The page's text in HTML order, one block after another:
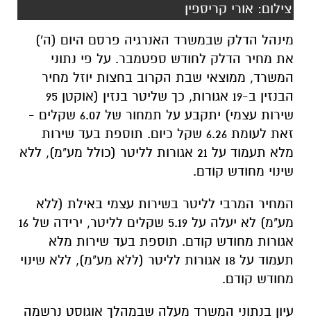
צילום: אורי קריספין
מינהל הדלק שבמשרד האנרגיה פרסם היום (ה')
את מחיר הדלק לחודש ספטמבר. על פי נתוני
המשרד, ממוצאי שבת הקרוב בחצות יוזל מחיר
הבנזין ב-19 אגורות, כך שליטר בנזין (אוקטן 95
שירות עצמי) יתקבע על תמחור של 6.07 שקלים -
זאת לעומת 6.26 שקל כיום. תוספת בעד שירות
מלא תעמוד על 21 אגורות לליטר (כולל מע"מ), ללא
שינוי מחודש קודם.
המחיר המרבי לליטר בשירות עצמי באילת (ללא
מע"מ) לא יעלה על 5.19 שקלים לליטר, ירידה של 16
אגורות מחודש קודם. תוספת בעד שירות מלא
תעמוד על 18 אגורות לליטר (ללא מע"מ), ללא שינוי
מחודש קודם.
עיון בנתוני המשרד מעלה שבמהלך אוגוסט נרשמה